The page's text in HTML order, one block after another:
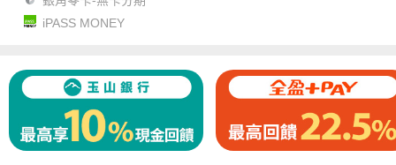
iPASS MONEY